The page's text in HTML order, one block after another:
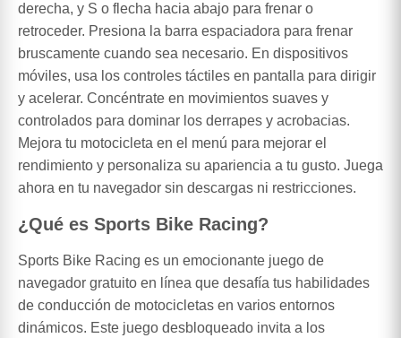
derecha, y S o flecha hacia abajo para frenar o
retroceder. Presiona la barra espaciadora para frenar
bruscamente cuando sea necesario. En dispositivos
móviles, usa los controles táctiles en pantalla para dirigir
y acelerar. Concéntrate en movimientos suaves y
controlados para dominar los derrapes y acrobacias.
Mejora tu motocicleta en el menú para mejorar el
rendimiento y personaliza su apariencia a tu gusto. Juega
ahora en tu navegador sin descargas ni restricciones.
¿Qué es Sports Bike Racing?
Sports Bike Racing es un emocionante juego de
navegador gratuito en línea que desafía tus habilidades
de conducción de motocicletas en varios entornos
dinámicos. Este juego desbloqueado invita a los